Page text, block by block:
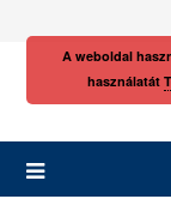
A weboldal
használatát